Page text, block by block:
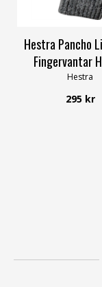
Hestra Pancho
Fingervantar
Hestra
295 kr